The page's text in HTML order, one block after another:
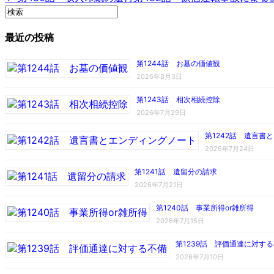
最近の投稿
第1244話 お墓の価値観
2026年8月3日
第1243話 相次相続控除
2026年7月29日
第1242話 遺言書と
2026年7月24日
第1241話 遺留分の請求
2026年7月21日
第1240話 事業所得or雑所得
2026年7月15日
第1239話 評価通達に対す
2026年7月10日